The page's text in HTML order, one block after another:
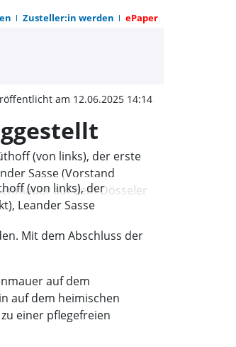
Zusteller:in werden ePaper
am 12.06.2025 14:14
(von links), der
Leander Sasse
Mit dem Abschluss der
auf dem
auf dem heimischen
einer pflegefreien